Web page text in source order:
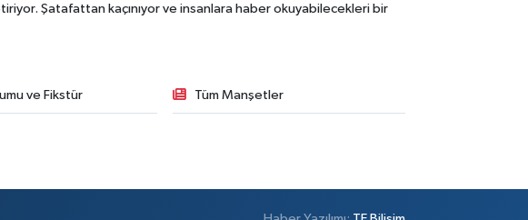
Şatafattan kaçınıyor ve insanlara haber okuyabilecekleri bir
ve Fikstür Tüm Manşetler